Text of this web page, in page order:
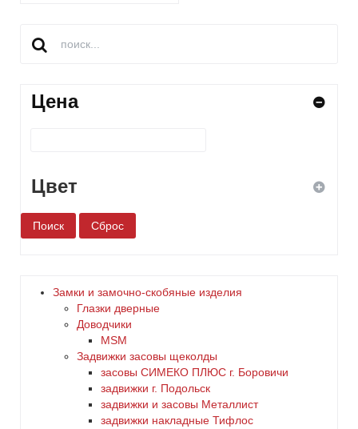
Цена
Цвет
белый
желтый
Замки и замочно-скобяные изделия
Глазки дверные
Доводчики
MSM
Задвижки засовы щеколды
заcовы СИМЕКО ПЛЮС г. Боровичи
задвижки г. Подольск
задвижки и засовы Металлист
задвижки накладные Тифлос